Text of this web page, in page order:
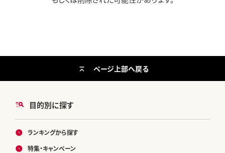
目的別に探す
ランキングから探す
特集・キャンペーン
ページ上部へ戻る